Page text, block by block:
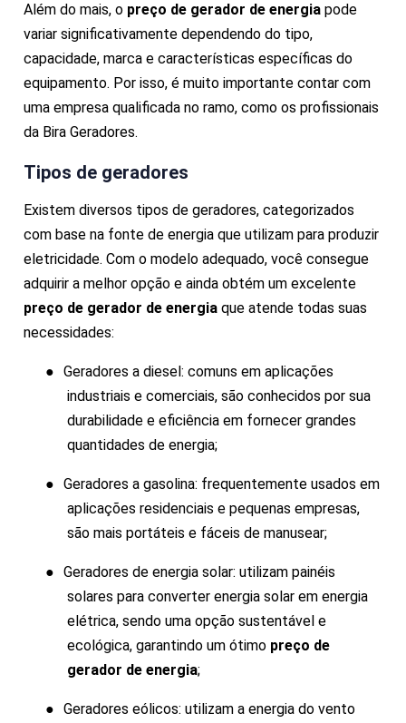
Além do mais, o preço de gerador de energia pode
variar significativamente dependendo do tipo,
capacidade, marca e características específicas do
equipamento. Por isso, é muito importante contar com
uma empresa qualificada no ramo, como os profissionais
da Bira Geradores.
Tipos de geradores
Existem diversos tipos de geradores, categorizados
com base na fonte de energia que utilizam para produzir
eletricidade. Com o modelo adequado, você consegue
adquirir a melhor opção e ainda obtém um excelente
preço de gerador de energia que atende todas suas
necessidades:
● Geradores a diesel: comuns em aplicações
industriais e comerciais, são conhecidos por sua
durabilidade e eficiência em fornecer grandes
quantidades de energia;
● Geradores a gasolina: frequentemente usados em
aplicações residenciais e pequenas empresas,
são mais portáteis e fáceis de manusear;
● Geradores de energia solar: utilizam painéis
solares para converter energia solar em energia
elétrica, sendo uma opção sustentável e
ecológica, garantindo um ótimo preço de
gerador de energia;
● Geradores eólicos: utilizam a energia do vento